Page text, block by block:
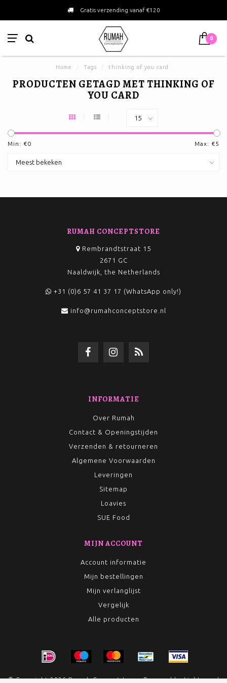
Gratis verzending vanaf €120
0
Home Tags thinking of you card
PRODUCTEN GETAGD MET THINKING OF
YOU CARD
Min: €0 Max: €5
RUMAH CONCEPTSTORE
Rembrandtstraat 15
2671 GC
Naaldwijk, the Netherlands
+31 (0)6 57 41 37 17 (WhatsApp only!)
info@rumahconceptstore.nl
INFORMATIE
Over Rumah
Contact & Openingstijden
Verzenden & retourneren
Algemene Voorwaarden
Leveringen
Sitemap
Loavies
SUE Food
MIJN ACCOUNT
Account informatie
Mijn bestellingen
Mijn verlanglijst
Vergelijk
Alle producten
© Copyright 2026 Rumah Conceptstore - Powered byLightspeed